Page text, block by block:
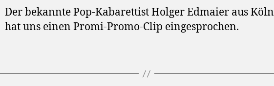
Der bekannte Pop-Kabarettist Holger Edmaier aus Köln
hat uns einen Promi-Promo-Clip eingesprochen.